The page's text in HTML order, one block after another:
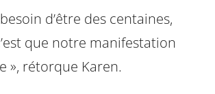
d’être des centaines,
que notre manifestation
», rétorque Karen.